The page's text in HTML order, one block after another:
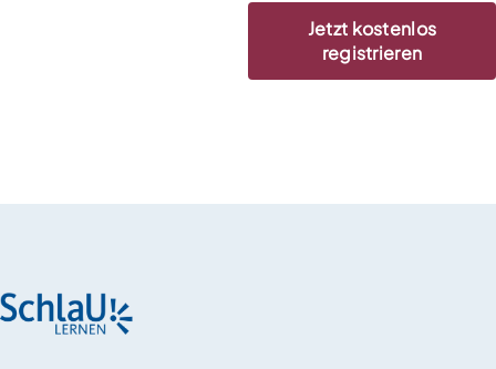
Jetzt kostenlos
registrieren